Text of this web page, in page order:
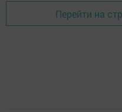
Перейти на